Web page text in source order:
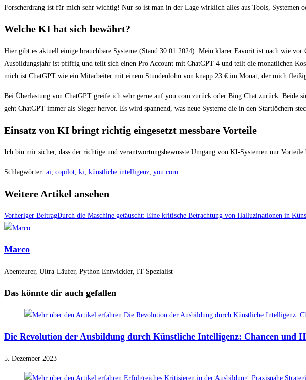
Forscherdrang ist für mich sehr wichtig! Nur so ist man in der Lage wirklich alles aus Tools, Systemen
Welche KI hat sich bewährt?
Hier gibt es aktuell einige brauchbare Systeme (Stand 30.01.2024). Mein klarer Favorit ist nach wie
Ausbildungsjahr ist pfiffig und teilt sich einen Pro Account mit ChatGPT 4 und teilt die monatlichen
mich ist ChatGPT wie ein Mitarbeiter mit einem Stundenlohn von knapp 23 € im Monat, der mich
Bei Überlastung von ChatGPT greife ich sehr gerne auf you.com zurück oder Bing Chat zurück.
geht ChatGPT immer als Sieger hervor. Es wird spannend, was neue Systeme die in den Startlöchern
Einsatz von KI bringt richtig eingesetzt messbare Vorteile
Ich bin mir sicher, dass der richtige und verantwortungsbewusste Umgang von KI-Systemen nur
Schlagwörter: ai, copilot, ki, künstliche intelligenz, you.com
Weitere Artikel ansehen
Vorheriger BeitragDurch die Maschine getäuscht: Eine kritische Betrachtung von Halluzinationen in
Marco
Abenteurer, Ultra-Läufer, Python Entwickler, IT-Spezialist
Das könnte dir auch gefallen
Die Revolution der Ausbildung durch Künstliche Intelligenz: Chancen und
5. Dezember 2023